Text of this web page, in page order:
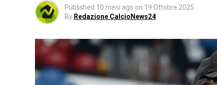
Published 10 mesi ago on 19 Ottobre 2025
By Redazione CalcioNews24